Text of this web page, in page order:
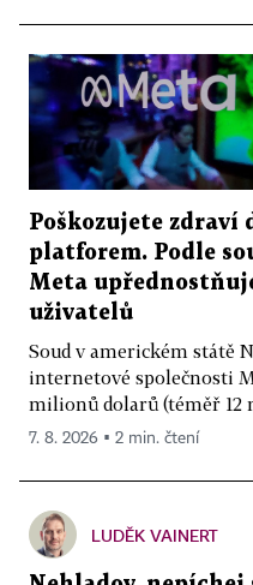
Poškozujete zdraví
platforem. Podle
Meta
uživatelů
Soud v americkém státě
internetové společnosti
milionů dolarů (téměř 12
7. 8. 2026 ▪ 2 min. čtení
LUDĚK VAINERT